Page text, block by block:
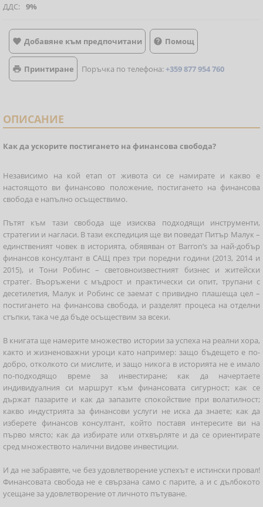
ДДС: 9%
 Добавяне към предпочитани  Помощ
 Принтиране Поръчка по телефона:+359 877 954 760
ОПИСАНИЕ
Как да ускорите постигането на финансова свобода?
Независимо на кой етап от живота си се намирате и какво е
настоящото ви финансово положение, постигането на финансова
свобода е напълно осъществимо.
Пътят към тази свобода ще изисква подходящи инструменти,
стратегии и нагласи. В тази експедиция ще ви поведат Питър Малук –
единственият човек в историята, обявяван от Barron’s за най-добър
финансов консултант в САЩ през три поредни години (2013, 2014 и
2015), и Тони Робинс – световноизвестният бизнес и житейски
стратег. Въоръжени с мъдрост и практически си опит, трупани с
десетилетия, Малук и Робинс се заемат с привидно плашеща цел –
постигането на финансова свобода, и разделят процеса на отделни
стъпки, така че да бъде осъществим за всеки.
В книгата ще намерите множество истории за успеха на реални хора,
както и жизненоважни уроци като например: защо бъдещето е по-
добро, отколкото си мислите, и защо никога в историята не е имало
по-подходящо време за инвестиране; как да начертаете
индивидуалния си маршрут към финансовата сигурност; как се
държат пазарите и как да запазите спокойствие при волатилност;
какво индустрията за финансови услуги не иска да знаете; как да
изберете финансов консултант, който поставя интересите ви на
първо място; как да избирате или отхвърляте и да се ориентирате
сред множеството налични видове инвестиции.
И да не забравяте, че без удовлетворение успехът е истински провал!
Финансовата свобода не е свързана само с парите, а и с дълбокото
усещане за удовлетворение от личното пътуване.